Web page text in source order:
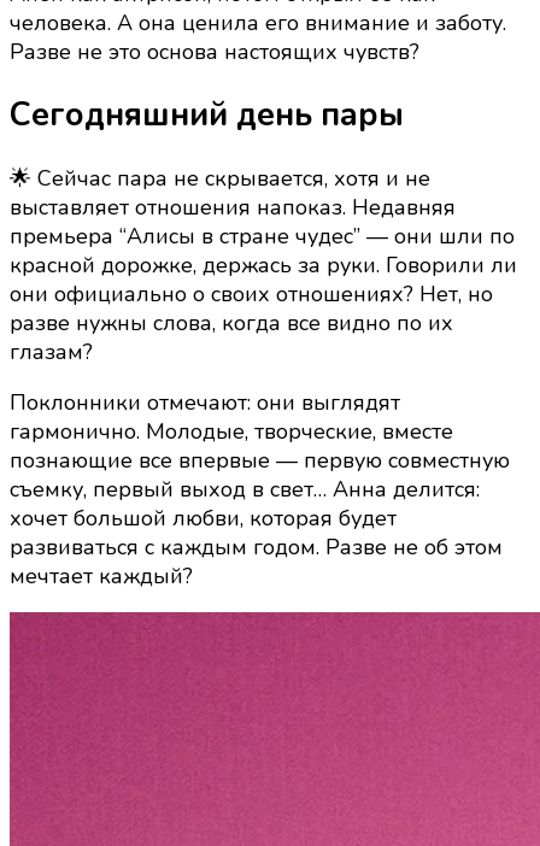
человека. А она ценила его внимание и заботу.
Разве не это основа настоящих чувств?
Сегодняшний день пары
🌟 Сейчас пара не скрывается, хотя и не
выставляет отношения напоказ. Недавняя
премьера “Алисы в стране чудес” — они шли по
красной дорожке, держась за руки. Говорили ли
они официально о своих отношениях? Нет, но
разве нужны слова, когда все видно по их
глазам?
Поклонники отмечают: они выглядят
гармонично. Молодые, творческие, вместе
познающие все впервые — первую совместную
съемку, первый выход в свет… Анна делится:
хочет большой любви, которая будет
развиваться с каждым годом. Разве не об этом
мечтает каждый?